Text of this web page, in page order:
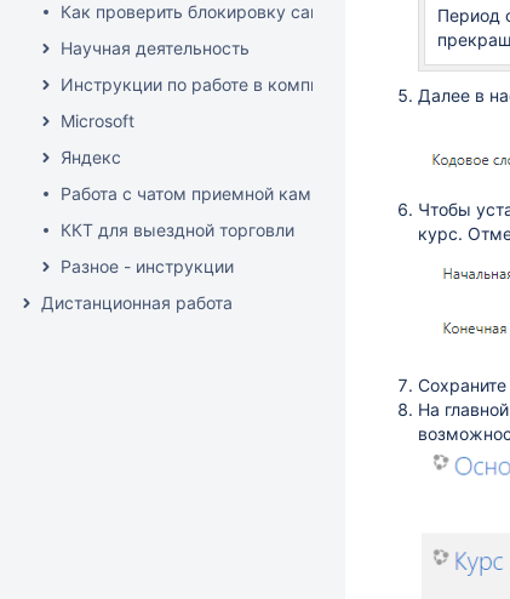
Как проверить блокировку сайта РосКомНадзором
Научная деятельность
Инструкции по работе в компьютерных классах и
Microsoft
Яндекс
Работа с чатом приемной кампании
ККТ для выездной торговли
Разное - инструкции
Дистанционная работа
Период
Далее в
Чтобы
курс.
На